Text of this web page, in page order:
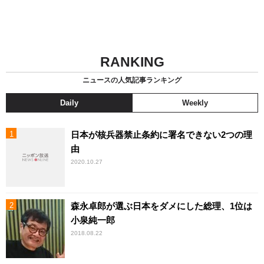
RANKING
ニュースの人気記事ランキング
Daily Weekly
日本が核兵器禁止条約に署名できない2つの理
由
2020.10.27
森永卓郎が選ぶ日本をダメにした総理、1位は
小泉純一郎
2018.08.22